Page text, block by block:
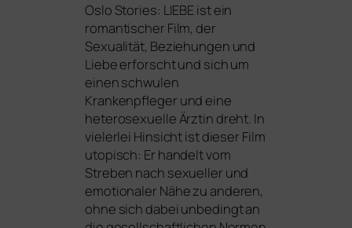
Oslo Stories: LIEBEist ein
roman­ti­scher Film, der
Sexualität, Beziehungen und
Liebe erforscht und sich um
einen schwu­len
Krankenpfleger und eine
hete­ro­se­xu­el­le Ärztin dreht. In
vie­ler­lei Hinsicht ist die­ser Film
uto­pisch: Er han­delt vom
Streben nach sexu­el­ler und
emo­tio­na­ler Nähe zu ande­ren,
ohne sich dabei unbe­dingt an